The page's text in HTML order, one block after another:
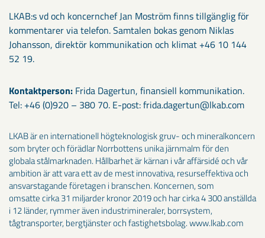
LKAB:s vd och koncernchef Jan Moström finns tillgänglig för
kommentarer via telefon. Samtalen bokas genom Niklas
Johansson, direktör kommunikation och klimat +46 10 144
52 19.
Kontaktperson: Frida Dagertun, finansiell kommunikation.
Tel: +46 (0)920 – 380 70. E-post: frida.dagertun@lkab.com
LKAB är en internationell högteknologisk gruv- och mineralkoncern
som bryter och förädlar Norrbottens unika järnmalm för den
globala stålmarknaden. Hållbarhet är kärnan i vår affärsidé och vår
ambition är att vara ett av de mest innovativa, resurseffektiva och
ansvarstagande företagen i branschen. Koncernen, som
omsatte cirka 31 miljarder kronor 2019 och har cirka 4 300 anställda
i 12 länder, rymmer även industrimineraler, borrsystem,
tågtransporter, bergtjänster och fastighetsbolag. www.lkab.com